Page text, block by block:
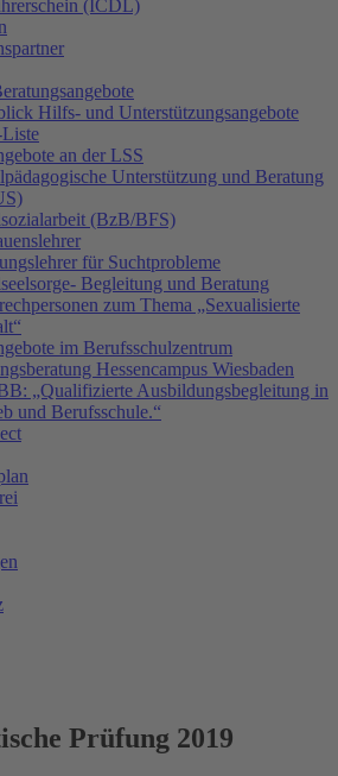
(ICDL)
Hilfs- und Unterstützungsangebote
an der LSS
Unterstützung und Beratung
(BzB/BFS)
für Suchtprobleme
Begleitung und Beratung
zum Thema „Sexualisierte
im Berufsschulzentrum
Hessencampus Wiesbaden
„Qualifizierte Ausbildungsbegleitung in
und Berufsschule.“
Prüfung 2019